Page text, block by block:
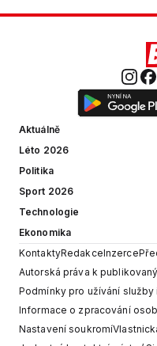
Aktuálně
Léto 2026
Politika
Sport 2026
Technologie
Ekonomika
KontaktyRedakceInzerce
Autorská práva k
Podmínky pro užívání
Informace o zpracování
Nastavení soukromí